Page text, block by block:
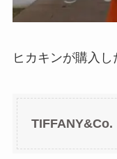
ヒカキンが購入
TIFFANY&Co.